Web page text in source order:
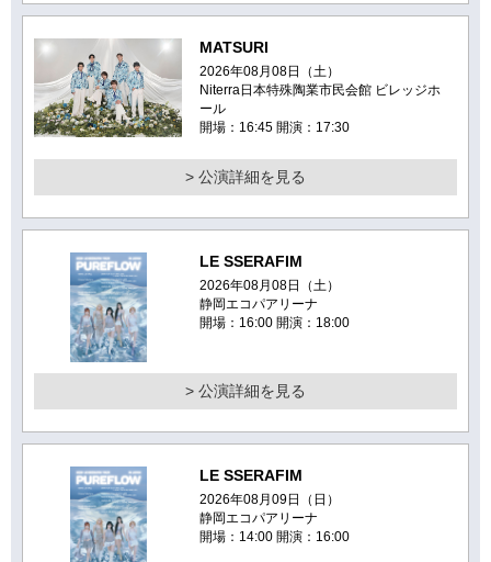
MATSURI
2026年08月08日（土）
Niterra日本特殊陶業市民会館 ビレッジホ
ール
開場：16:45 開演：17:30
> 公演詳細を見る
LE SSERAFIM
2026年08月08日（土）
静岡エコパアリーナ
開場：16:00 開演：18:00
> 公演詳細を見る
LE SSERAFIM
2026年08月09日（日）
静岡エコパアリーナ
開場：14:00 開演：16:00